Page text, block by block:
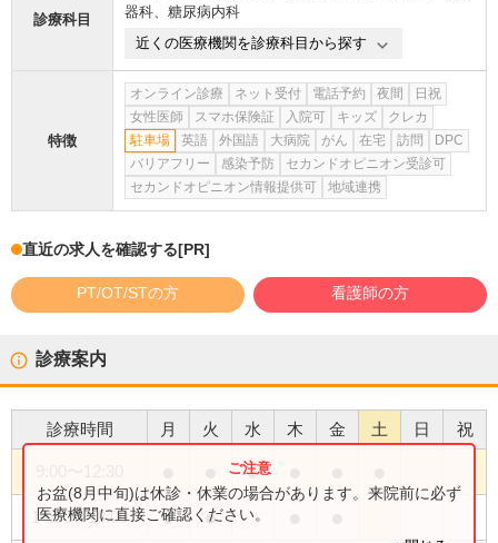
診療科目
器科、 糖尿病内科
近くの医療機関を診療科目から探す
特徴
オンライン診療 ネット受付 電話予約 夜間
日祝
女性医師
スマホ保険証 入院可 キッズ
クレカ
駐車場
英語 外国語 大病院 がん 在宅 訪問
DPC
バリアフリー
感染予防
セカンドオピニオン受診可
セカンドオピニオン情報提供可
地域連携
直近の求人を確認する[PR]
PT/OT/STの方 看護師の方
診療案内
診療時間 月 火 水 木 金 土 日 祝
●
14:30〜18:00 ● ●
お盆(8月中旬)は休診・休業の場合があります。来院前に必ず
医療機関に直接ご確認ください。